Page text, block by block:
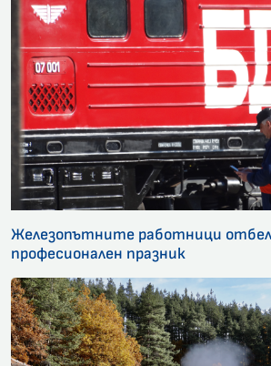
Железопътните работници
професионален празник